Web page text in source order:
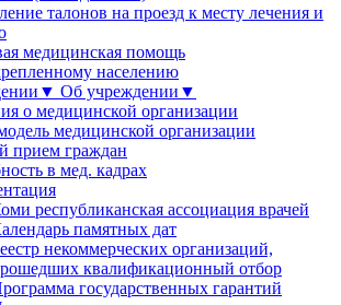
талонов на проезд к месту лечения и
медицинская помощь
населению
Об учреждении▼
о медицинской организации
медицинской организации
прием граждан
в мед. кадрах
республиканская ассоциация врачей
памятных дат
некоммерческих организаций,
квалификационный отбор
государственных гарантий